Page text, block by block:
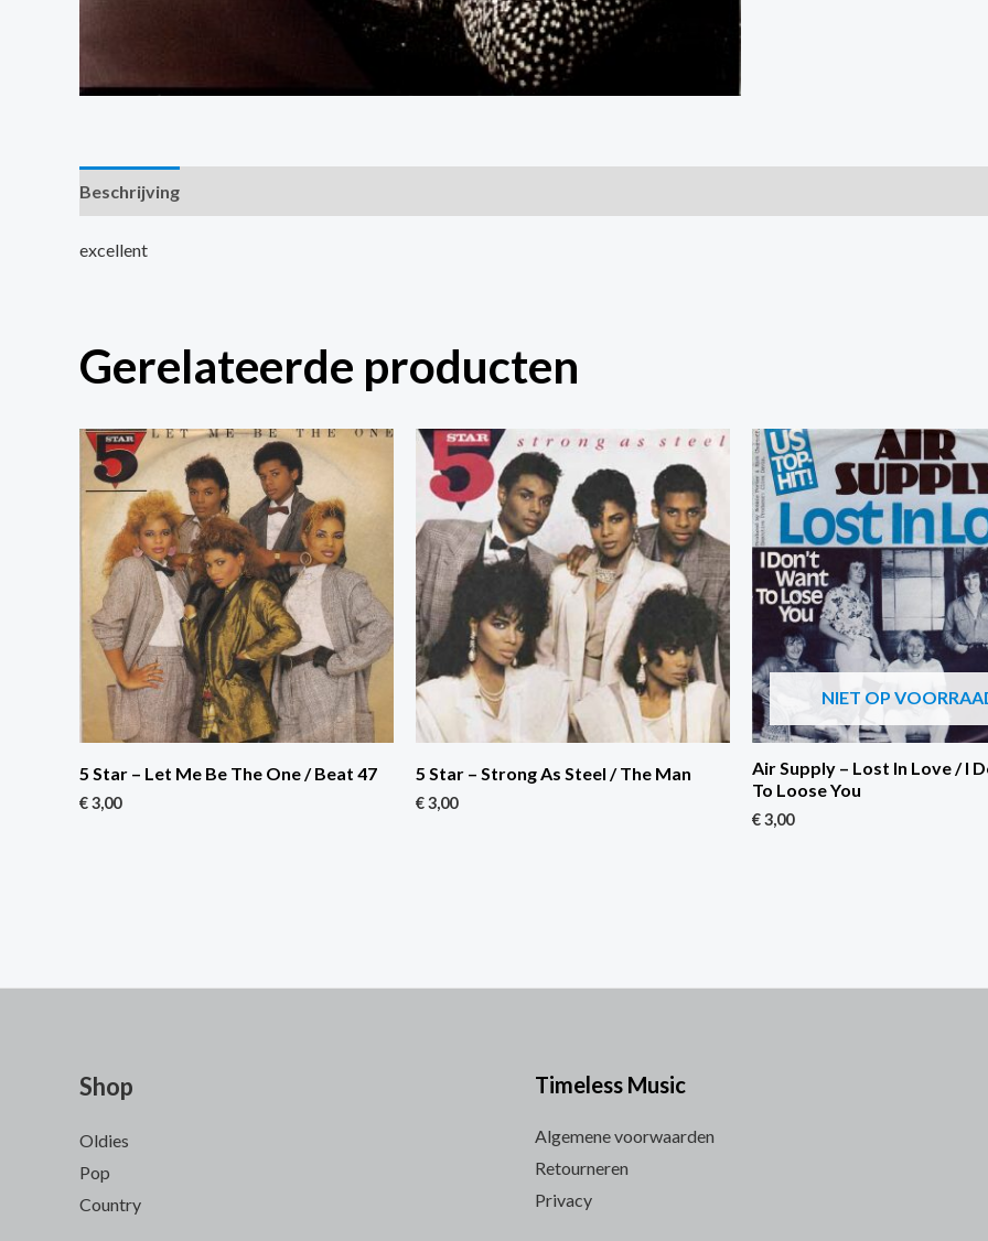
Beschrijving
excellent
Gerelateerde producten
5 Star – Let Me Be The One / Beat 47
€3,00
5 Star – Strong As Steel / The Man
€3,00
NIET OP
Air Supply – Lost In Love / I
To Loose You
€3,00
Shop
Oldies
Pop
Country
Timeless Music
Algemene voorwaarden
Retourneren
Privacy